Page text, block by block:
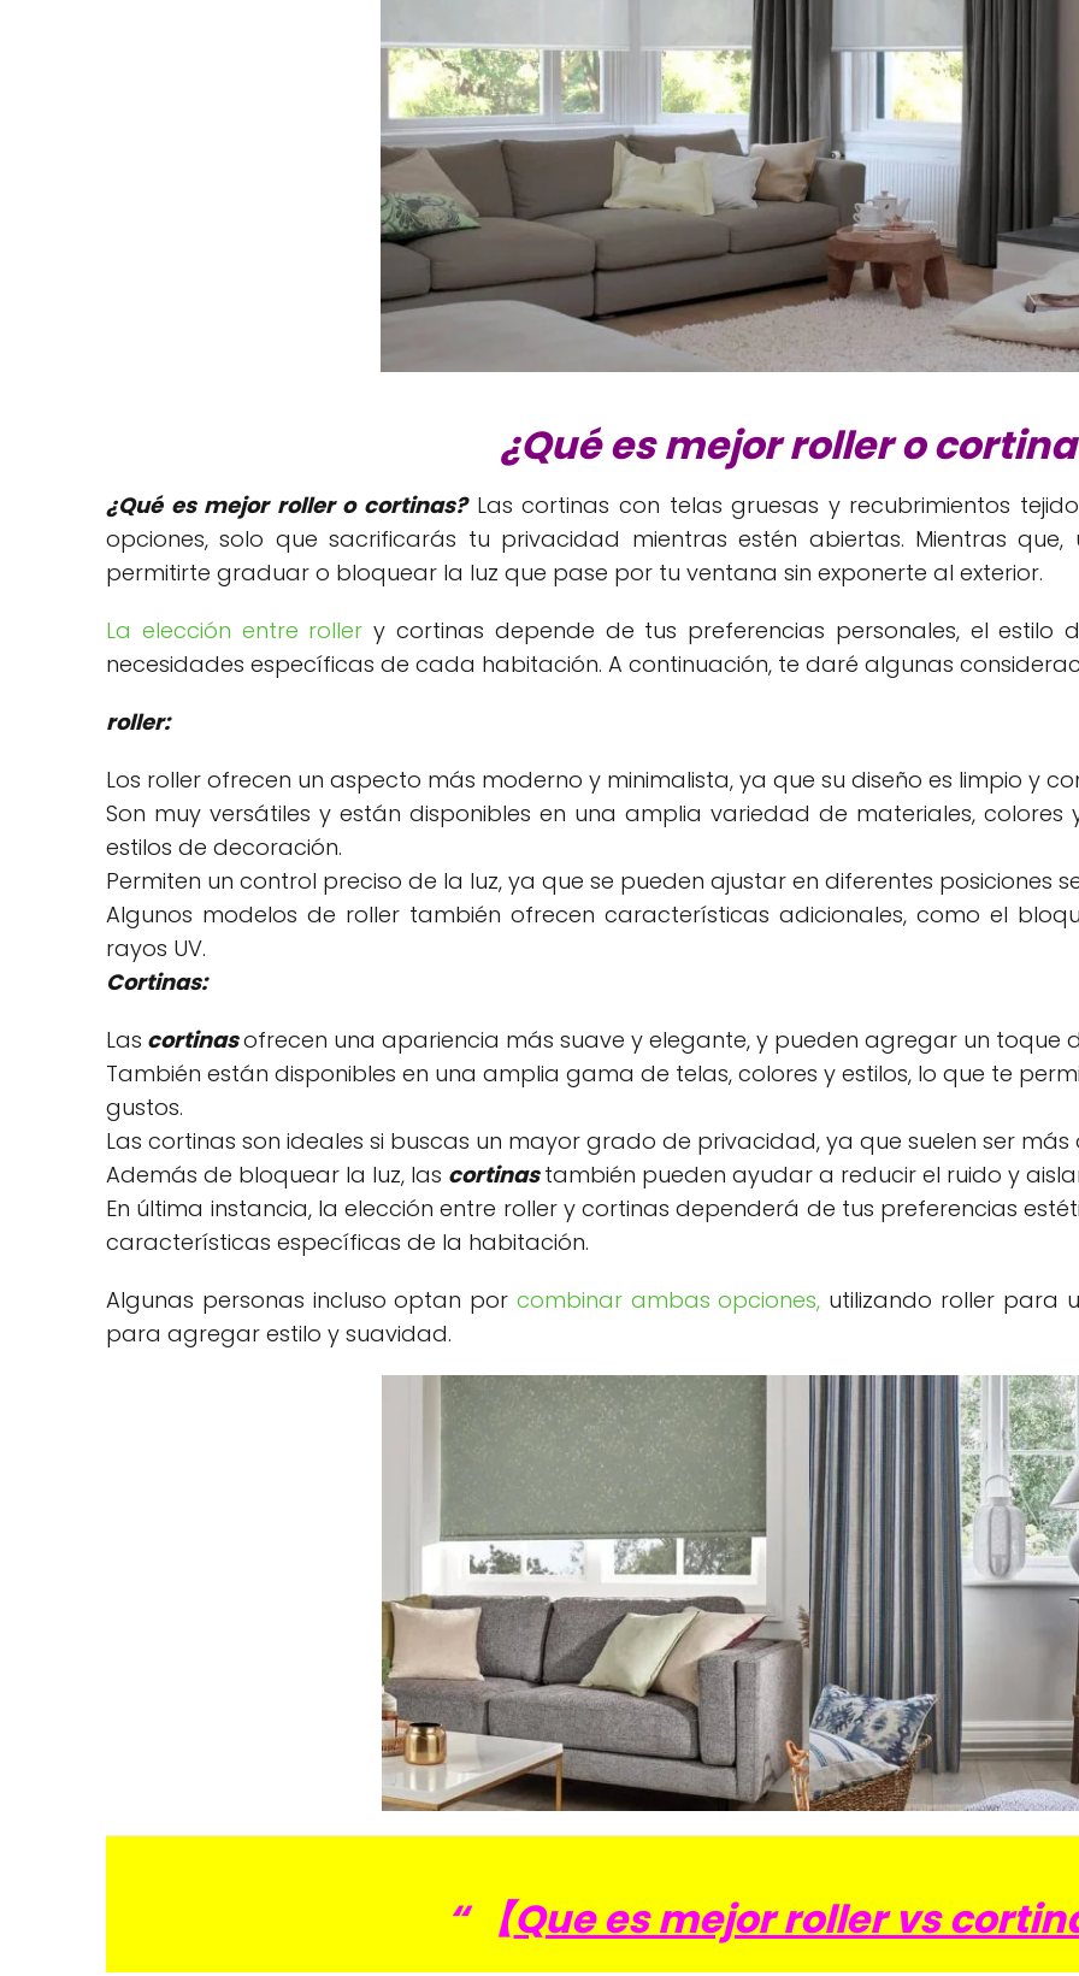
¿Qué es mejor roller o
¿Qué es mejor roller o cortinas?Las cortinas con telas gruesas y recubrimientos
opciones, solo que sacrificarás tu privacidad mientras estén abiertas. Mientras que,
permitirte graduar o bloquear la luz que pase por tu ventana sin exponerte al exterior.
La elección entre roller y cortinas depende de tus preferencias personales, el estilo
necesidades específicas de cada habitación. A continuación, te daré algunas
roller:
Los roller ofrecen un aspecto más moderno y minimalista, ya que su diseño es limpio y
Son muy versátiles y están disponibles en una amplia variedad de materiales,
estilos de decoración.
Permiten un control preciso de la luz, ya que se pueden ajustar en diferentes posiciones
Algunos modelos de roller también ofrecen características adicionales, como el
rayos UV.
Cortinas:
Las cortinasofrecen una apariencia más suave y elegante, y pueden agregar un toque
También están disponibles en una amplia gama de telas, colores y estilos, lo que te
gustos.
Las cortinas son ideales si buscas un mayor grado de privacidad, ya que suelen ser
Además de bloquear la luz, las cortinas también pueden ayudar a reducir el ruido y
En última instancia, la elección entre roller y cortinas dependerá de tus preferencias
características específicas de la habitación.
Algunas personas incluso optan por combinar ambas opciones, utilizando roller para
para agregar estilo y suavidad.
“ 【Que es mejor roller vs